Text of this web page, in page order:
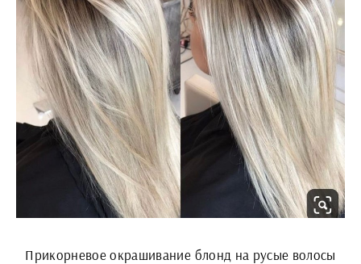
Прикорневое окрашивание блонд на русые волосы